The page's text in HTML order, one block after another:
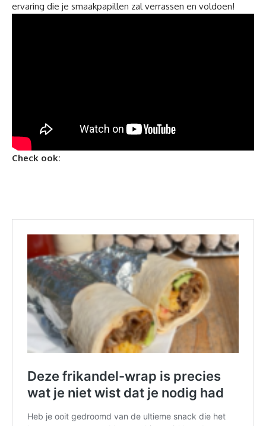
ervaring die je smaakpapillen zal verrassen en voldoen!
Check ook: